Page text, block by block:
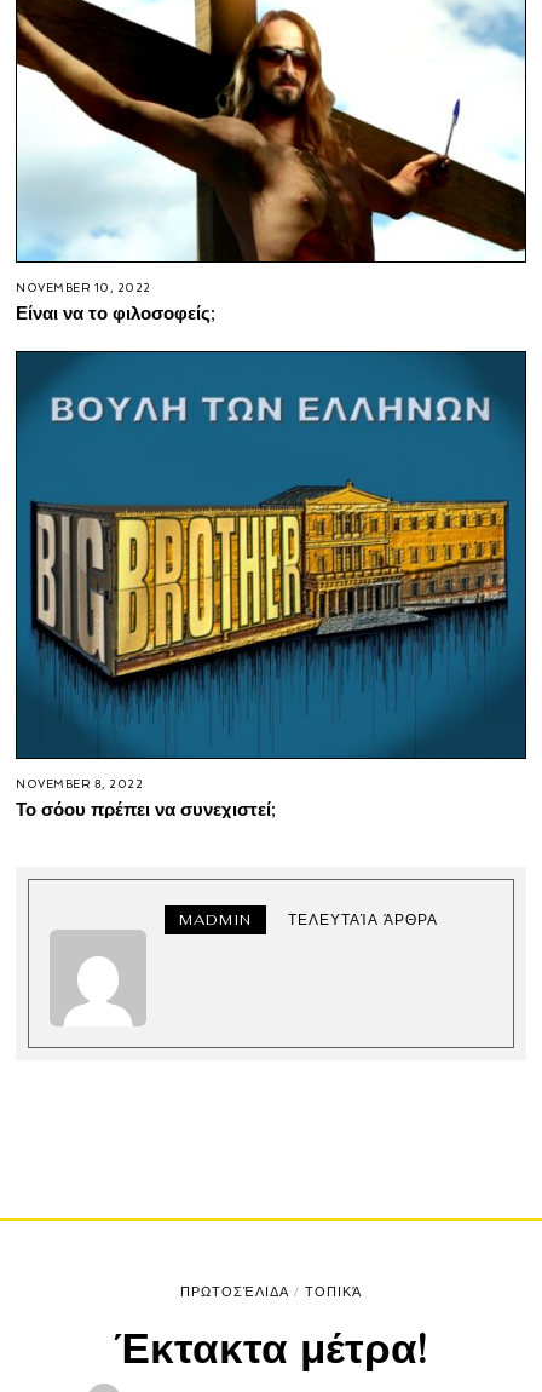
NOVEMBER 10, 2022
Είναι να το φιλοσοφείς;
NOVEMBER 8, 2022
Το σόου πρέπει να συνεχιστεί;
MADMIN ΤΕΛΕΥΤΑΊΑ ΆΡΘΡΑ
ΠΡΩΤΟΣΈΛΙΔΑ / ΤΟΠΙΚΆ
Έκτακτα μέτρα!